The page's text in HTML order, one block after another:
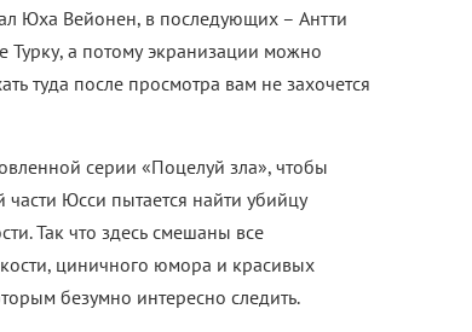
Юха Вейонен, в последующих – Антти
Турку, а потому экранизации можно
туда после просмотра вам не захочется
серии «Поцелуй зла», чтобы
Юсси пытается найти убийцу
Так что здесь смешаны все
циничного юмора и красивых
безумно интересно следить.